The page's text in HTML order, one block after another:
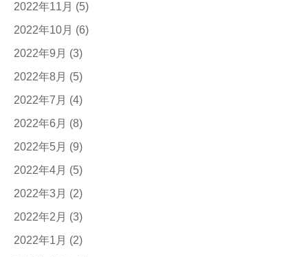
2022年11月 (5)
2022年10月 (6)
2022年9月 (3)
2022年8月 (5)
2022年7月 (4)
2022年6月 (8)
2022年5月 (9)
2022年4月 (5)
2022年3月 (2)
2022年2月 (3)
2022年1月 (2)